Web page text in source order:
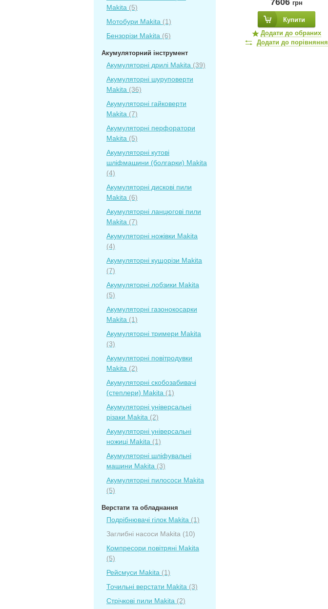
Makita (5)
Мотобури Makita (1)
Бензорізи Makita (6)
Акумуляторний інструмент
Акумуляторні дрилі Makita (39)
Акумуляторні шуруповерти
Makita (36)
Акумуляторні гайковерти
Makita (7)
Акумуляторні перфоратори
Makita (5)
Акумуляторні кутові
шліфмашини (болгарки) Makita
(4)
Акумуляторні дискові пили
Makita (6)
Акумуляторні ланцюгові пили
Makita (7)
Акумуляторні ножівки Makita
(4)
Акумуляторні кущорізи Makita
(7)
Акумуляторні лобзики Makita
(5)
Акумуляторні газонокосарки
Makita (1)
Акумуляторні тримери Makita
(3)
Акумуляторні повітродувки
Makita (2)
Акумуляторні скобозабивачі
(степлери) Makita (1)
Акумуляторні універсальні
різаки Makita (2)
Акумуляторні універсальні
ножиці Makita (1)
Акумуляторні шліфувальні
машини Makita (3)
Акумуляторні пилососи Makita
(5)
Верстати та обладнання
Подрібнювачі гілок Makita (1)
Заглибні насоси Makita (10)
Компресори повітряні Makita
(5)
Рейсмуси Makita (1)
Точильні верстати Makita (3)
Стрічкові пили Makita (2)
7606 грн
Купити
Додати до обраних
Додати до порівняння